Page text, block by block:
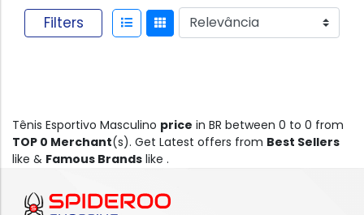
Filters
Tênis Esportivo Masculino price in BR between 0 to 0 from
TOP 0 Merchant(s). Get Latest offers from Best Sellers
like & Famous Brands like .